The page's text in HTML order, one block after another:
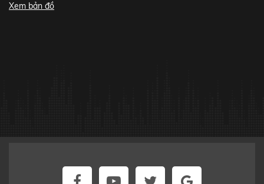
Xem bản đồ